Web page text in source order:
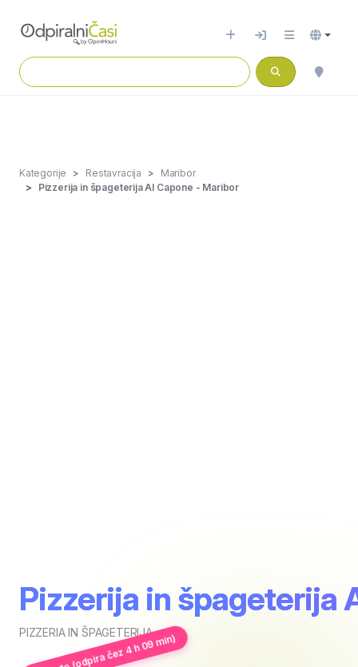
Kategorije Restavracija
Maribor
Pizzerija in špageterija Al Capone - Maribor
Pizzerija in špageterija
PIZZERIA IN ŠPAGETERIJA
Zaprto (odpira čez 4 h 09 min)